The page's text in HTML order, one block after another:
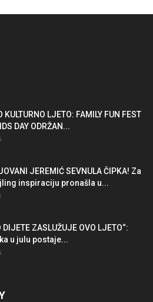
KULTURNO LJETO: FAMILY FUN FEST
DAY ODRŽAN...
JEREMIĆ SEVNULA ČIPKA! Za
inspiraciju pronašla u...
DIJETE ZASLUŽUJE OVO LJETO“:
u julu postaje...